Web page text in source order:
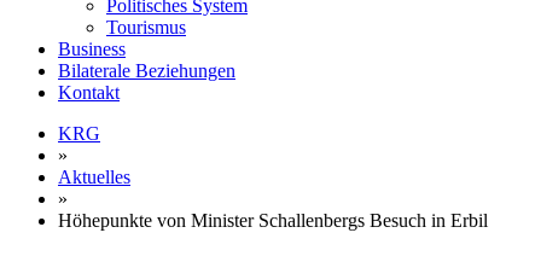
Politisches System
Tourismus
Business
Bilaterale Beziehungen
Kontakt
KRG
»
Aktuelles
»
Höhepunkte von Minister Schallenbergs Besuch in Erbil